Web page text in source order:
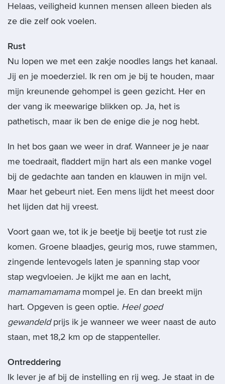
Helaas, veiligheid kunnen mensen alleen bieden als
ze die zelf ook voelen.
Rust
Nu lopen we met een zakje noodles langs het kanaal.
Jij en je moederziel. Ik ren om je bij te houden, maar
mijn kreunende gehompel is geen gezicht. Her en
der vang ik meewarige blikken op. Ja, het is
pathetisch, maar ik ben de enige die je nog hebt.
In het bos gaan we weer in draf. Wanneer je je naar
me toedraait, fladdert mijn hart als een manke vogel
bij de gedachte aan tanden en klauwen in mijn vel.
Maar het gebeurt niet. Een mens lijdt het meest door
het lijden dat hij vreest.
Voort gaan we, tot ik je beetje bij beetje tot rust zie
komen. Groene blaadjes, geurig mos, ruwe stammen,
zingende lentevogels laten je spanning stap voor
stap wegvloeien. Je kijkt me aan en lacht,
mamamamamama mompel je. En dan breekt mijn
hart. Opgeven is geen optie. Heel goed
gewandeldprijs ik je wanneer we weer naast de auto
staan, met 18,2 km op de stappenteller.
Ontreddering
Ik lever je af bij de instelling en rij weg. Je staat in de